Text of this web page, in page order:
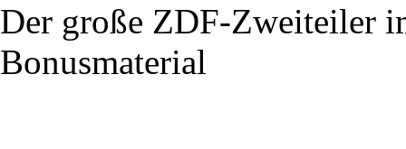
Der große ZDF-Zweiteiler
Bonusmaterial